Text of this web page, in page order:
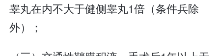
睾丸在内不大于健侧睾丸1倍（条件兵除
外）；